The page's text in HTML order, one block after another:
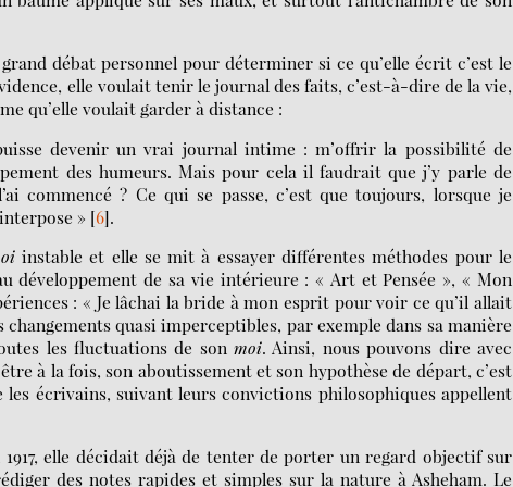
débat personnel pour déterminer si ce qu’elle écrit c’est le
elle voulait tenir le journal des faits, c’est-à-dire de la vie,
qu’elle voulait garder à distance :
devenir un vrai journal intime : m’offrir la possibilité de
des humeurs. Mais pour cela il faudrait que j’y parle de
commencé ? Ce qui se passe, c’est que toujours, lorsque je
» [6].
instable et elle se mit à essayer différentes méthodes pour le
développement de sa vie intérieure : « Art et Pensée », « Mon
: « Je lâchai la bride à mon esprit pour voir ce qu’il allait
changements quasi imperceptibles, par exemple dans sa manière
les fluctuations de sonmoi. Ainsi, nous pouvons dire avec
à la fois, son aboutissement et son hypothèse de départ, c’est
écrivains, suivant leurs convictions philosophiques appellent
elle décidait déjà de tenter de porter un regard objectif sur
des notes rapides et simples sur la nature à Asheham. Le